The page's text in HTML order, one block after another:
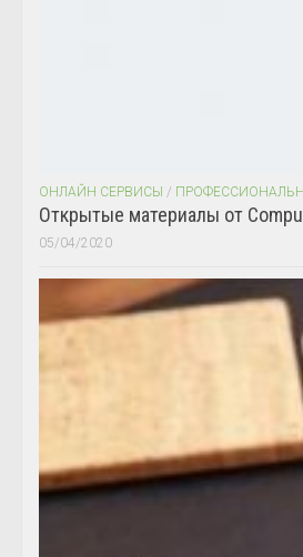
ОНЛАЙН СЕРВИСЫ /
Открытые материалы от
05/04/2020